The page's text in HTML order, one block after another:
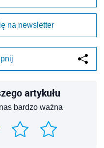
na newsletter
artykułu
bardzo ważna